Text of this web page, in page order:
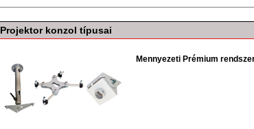
Projektor konzol típusai
Mennyezeti Prémium